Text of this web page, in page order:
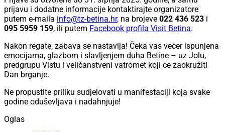
prijavu i dodatne informacije kontaktirajte organizatore
putem e-maila info@tz-betina.hr, na brojeve 022 436 523 i
095 5959 159, ili putem Facebook profila Visit Betina.
Nakon regate, zabava se nastavlja! Čeka vas večer ispunjena
emocijama, glazbom i slavljenjem duha Betine – uz Jolu,
predgrupu Vistu i veličanstveni vatromet koji će zaokružiti
Dan brganje.
Ne propustite priliku sudjelovati u manifestaciji koja svake
godine oduševljava i nadahnjuje!
Oglas